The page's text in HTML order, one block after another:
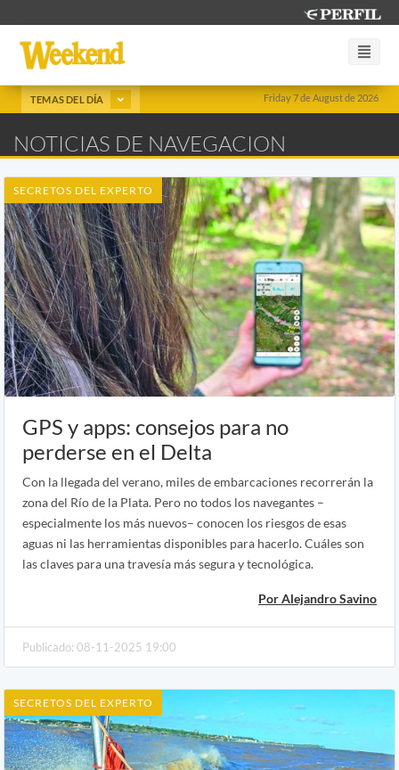
Friday 7 de August de 2026
TEMAS DEL DÍA
NOTICIAS DE NAVEGACION
SECRETOS DEL EXPERTO
GPS y apps: consejos para no
perderse en el Delta
Con la llegada del verano, miles de embarcaciones recorrerán la
zona del Río de la Plata. Pero no todos los navegantes –
especialmente los más nuevos– conocen los riesgos de esas
aguas ni las herramientas disponibles para hacerlo. Cuáles son
las claves para una travesía más segura y tecnológica.
Por Alejandro Savino
Publicado: 08-11-2025 19:00
SECRETOS DEL EXPERTO